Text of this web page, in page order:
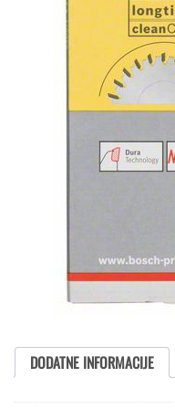
DODATNE INFORMACIJE